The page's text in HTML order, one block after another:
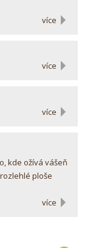
více
více
více
kde ožívá vášeň
ploše
více